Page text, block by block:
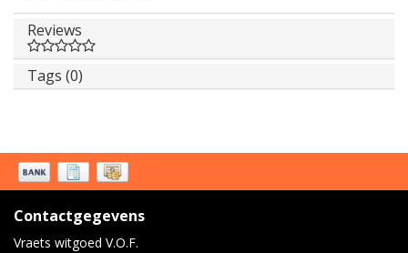
Reviews
Tags (0)
Contactgegevens
Vraets witgoed V.O.F.